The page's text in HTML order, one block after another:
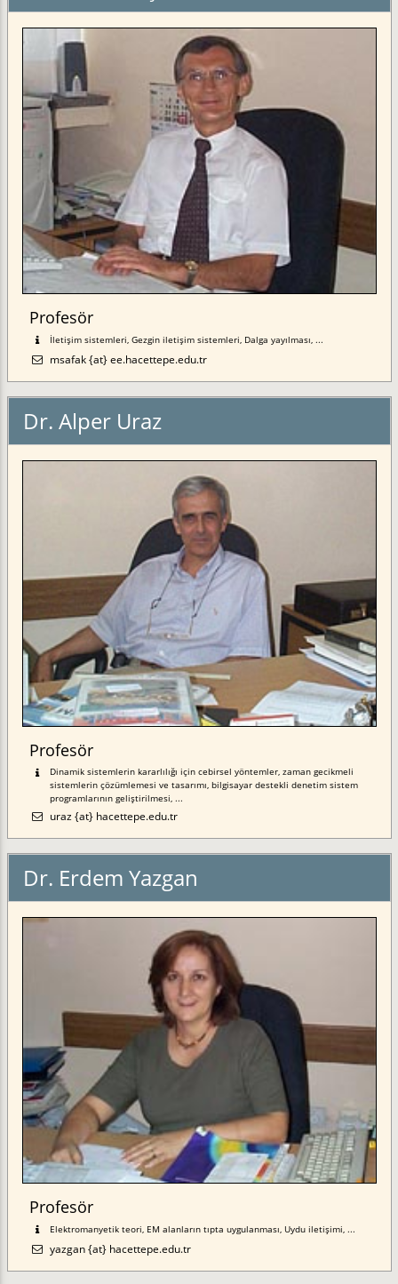
Profesör
İletişim sistemleri, Gezgin iletişim sistemleri, Dalga yayılması, ...
msafak {at} ee.hacettepe.edu.tr
Dr. Alper Uraz
Profesör
Dinamik sistemlerin kararlılığı için cebirsel yöntemler, zaman gecikmeli
sistemlerin çözümlemesi ve tasarımı, bilgisayar destekli denetim sistem
programlarının geliştirilmesi, ...
uraz {at} hacettepe.edu.tr
Dr. Erdem Yazgan
Profesör
Elektromanyetik teori, EM alanların tıpta uygulanması, Uydu iletişimi, ...
yazgan {at} hacettepe.edu.tr